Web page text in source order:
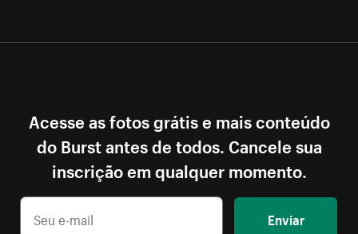
Acesse as fotos grátis e mais conteúdo
do Burst antes de todos. Cancele sua
inscrição em qualquer momento.
Enviar